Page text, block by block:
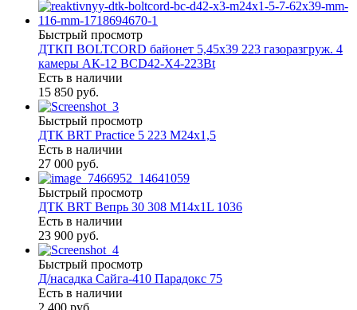
Быстрый просмотр
ДТКП BOLTCORD байонет 5,45х39 223 газоразгруж. 4
камеры АК-12 BCD42-X4-223Bt
Есть в наличии
15 850 руб.
Быстрый просмотр
ДТК BRT Practice 5 223 М24х1,5
Есть в наличии
27 000 руб.
Быстрый просмотр
ДТК BRT Вепрь 30 308 М14х1L 1036
Есть в наличии
23 900 руб.
Быстрый просмотр
Д/насадка Сайга-410 Парадокс 75
Есть в наличии